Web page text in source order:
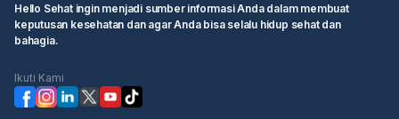
Hello Sehat ingin menjadi sumber informasi Anda dalam membuat
keputusan kesehatan dan agar Anda bisa selalu hidup sehat dan
bahagia.
Ikuti Kami